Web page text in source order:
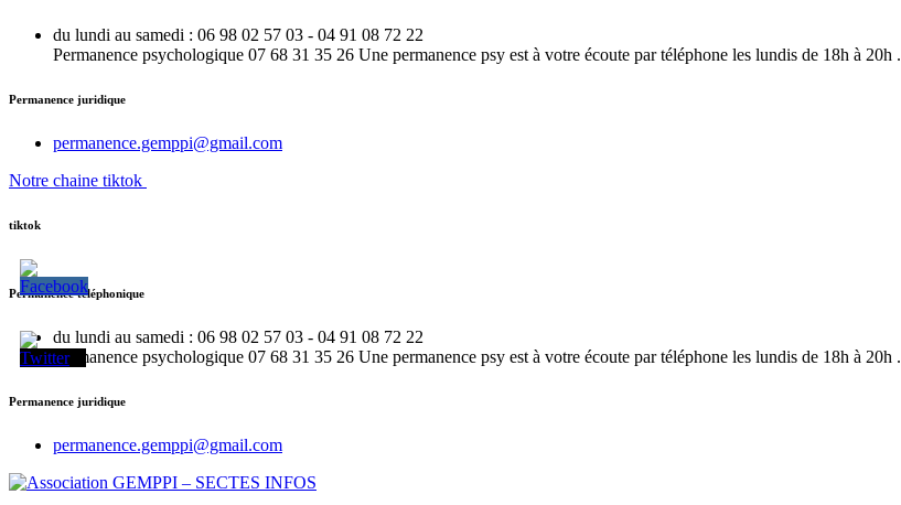
du lundi au samedi : 06 98 02 57 03 - 04 91 08 72 22
Permanence psychologique 07 68 31 35 26 Une permanence psy est à votre écoute par téléphone les lundis de 18h à 20h .
Permanence juridique
permanence.gemppi@gmail.com
Notre chaine tiktok
tiktok
Permanence téléphonique
du lundi au samedi : 06 98 02 57 03 - 04 91 08 72 22
Permanence psychologique 07 68 31 35 26 Une permanence psy est à votre écoute par téléphone les lundis de 18h à 20h .
Permanence juridique
permanence.gemppi@gmail.com